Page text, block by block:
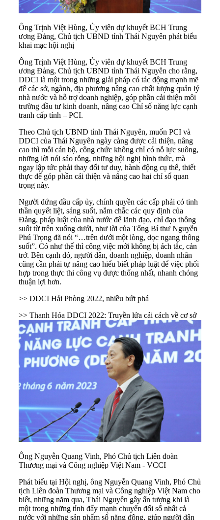
Ông Trịnh Việt Hùng, Ủy viên dự khuyết BCH Trung
ương Đảng, Chủ tịch UBND tỉnh Thái Nguyên phát biểu
khai mạc hội nghị
Ông Trịnh Việt Hùng, Ủy viên dự khuyết BCH Trung
ương Đảng, Chủ tịch UBND tỉnh Thái Nguyên cho rằng,
DDCI là một trong những giải pháp có tác động mạnh mẽ
để các sở, ngành, địa phương nâng cao chất lượng quản lý
nhà nước và hỗ trợ doanh nghiệp, góp phần cải thiện môi
trường đầu tư kinh doanh, nâng cao Chỉ số năng lực cạnh
tranh cấp tỉnh – PCI.
Theo Chủ tịch UBND tỉnh Thái Nguyên, muốn PCI và
DDCI của Thái Nguyên ngày càng được cải thiện, nâng
cao thì mỗi cán bộ, công chức không chỉ có nỗ lực suông,
những lời nói sáo rỗng, những hội nghị hình thức, mà
ngay lập tức phải thay đổi tư duy, hành động cụ thể, thiết
thực để góp phần cải thiện và nâng cao hai chỉ số quan
trọng này.
Người đứng đầu cấp ủy, chính quyền các cấp phải có tinh
thần quyết liệt, sáng suốt, nắm chắc các quy định của
Đảng, pháp luật của nhà nước để lãnh đạo, chỉ đạo thông
suốt từ trên xuống dưới, như lời của Tổng Bí thư Nguyễn
Phú Trọng đã nói “…trên dưới một lòng, dọc ngang thông
suốt”. Có như thế thì công việc mới không bị ách tắc, cản
trở. Bên cạnh đó, người dân, doanh nghiệp, doanh nhân
cũng cần phải tự nâng cao hiểu biết pháp luật để việc phối
hợp trong thực thi công vụ được thống nhất, nhanh chóng
thuận lợi hơn.
>> DDCI Hải Phòng 2022, nhiều bứt phá
>> Thanh Hóa DDCI 2022: Truyền lửa cải cách về cơ sở
Ông Nguyễn Quang Vinh, Phó Chủ tịch Liên đoàn
Thương mại và Công nghiệp Việt Nam - VCCI
Phát biểu tại Hội nghị, ông Nguyễn Quang Vinh, Phó Chủ
tịch Liên đoàn Thương mại và Công nghiệp Việt Nam cho
biết, những năm qua, Thái Nguyên gây ấn tượng khi là
một trong những tỉnh đẩy mạnh chuyển đổi số nhất cả
nước với những sản phẩm số năng động, giúp người dân